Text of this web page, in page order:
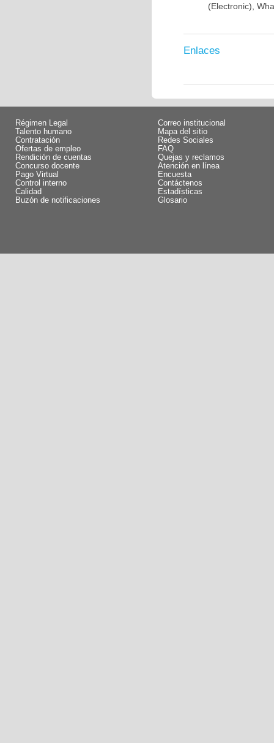
(Electronic),
Enlaces
Régimen Legal
Talento humano
Contratación
Ofertas de empleo
Rendición de cuentas
Concurso docente
Pago Virtual
Control interno
Calidad
Buzón de notificaciones
Correo institucional
Mapa del sitio
Redes Sociales
FAQ
Quejas y reclamos
Atención en línea
Encuesta
Contáctenos
Estadísticas
Glosario